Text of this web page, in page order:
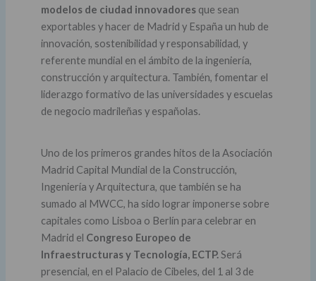
modelos de ciudad innovadores que sean
exportables y hacer de Madrid y España un hub de
innovación, sostenibilidad y responsabilidad, y
referente mundial en el ámbito de la ingeniería,
construcción y arquitectura. También, fomentar el
liderazgo formativo de las universidades y escuelas
de negocio madrileñas y españolas.
Uno de los primeros grandes hitos de la Asociación
Madrid Capital Mundial de la Construcción,
Ingeniería y Arquitectura, que también se ha
sumado al MWCC, ha sido lograr imponerse sobre
capitales como Lisboa o Berlín para celebrar en
Madrid el Congreso Europeo de
Infraestructuras y Tecnología, ECTP.Será
presencial, en el Palacio de Cibeles, del 1 al 3 de